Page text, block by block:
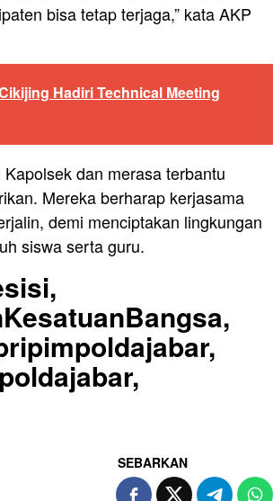
bisa tetap terjaga,” kata AKP
Hadiri Technical Meeting
dan merasa terbantu
Mereka berharap kerjasama
demi menciptakan lingkungan
siswa serta guru.
SEBARKAN